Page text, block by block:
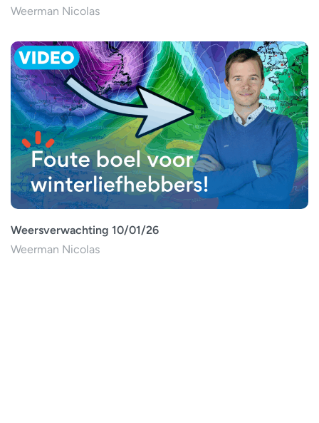
Weerman Nicolas
Weersverwachting 10/01/26
Weerman Nicolas